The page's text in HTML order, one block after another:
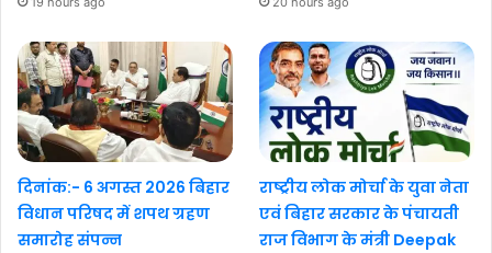
दिनांक:- 6 अगस्त 2026 बिहार
विधान परिषद में शपथ ग्रहण
समारोह संपन्न
राष्ट्रीय लोक मोर्चा के युवा नेता
एवं बिहार सरकार के पंचायती
राज विभाग के मंत्री Deepak